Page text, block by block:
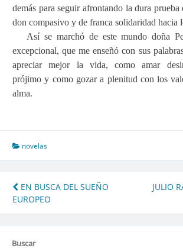
demás para seguir afrontando la dura
don compasivo y de franca solidaridad hacia
Así se marchó de este mundo doña
excepcional, que me enseñó con sus
apreciar mejor la vida, como amar
prójimo y como gozar a plenitud con los
alma.
novelas
Navegación
de
EN BUSCA DEL SUEÑO
EUROPEO
JULIO
Buscar